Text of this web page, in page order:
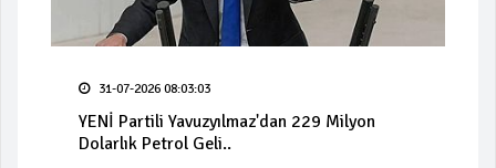
31-07-2026 08:03:03
YENİ Partili Yavuzyılmaz'dan 229 Milyon
Dolarlık Petrol Geli..